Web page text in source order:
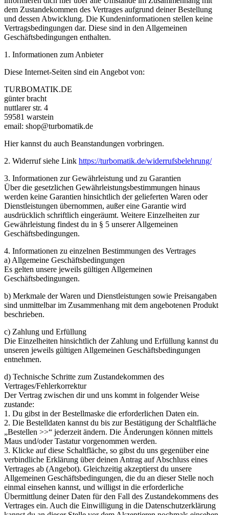
dem Zustandekommen des Vertrages aufgrund deiner Bestellung
und dessen Abwicklung. Die Kundeninformationen stellen keine
Vertragsbedingungen dar. Diese sind in den Allgemeinen
Geschäftsbedingungen enthalten.
1. Informationen zum Anbieter
Diese Internet-Seiten sind ein Angebot von:
TURBOMATIK.DE
günter bracht
nuttlarer str. 4
59581 warstein
email: shop@turbomatik.de
Hier kannst du auch Beanstandungen vorbringen.
2. Widerruf siehe Link https://turbomatik.de/widerrufsbelehrung/
3. Informationen zur Gewährleistung und zu Garantien
Über die gesetzlichen Gewährleistungsbestimmungen hinaus
werden keine Garantien hinsichtlich der gelieferten Waren oder
Dienstleistungen übernommen, außer eine Garantie wird
ausdrücklich schriftlich eingeräumt. Weitere Einzelheiten zur
Gewährleistung findest du in § 5 unserer Allgemeinen
Geschäftsbedingungen.
4. Informationen zu einzelnen Bestimmungen des Vertrages
a) Allgemeine Geschäftsbedingungen
Es gelten unsere jeweils gültigen Allgemeinen
Geschäftsbedingungen.
b) Merkmale der Waren und Dienstleistungen sowie Preisangaben
sind unmittelbar im Zusammenhang mit dem angebotenen Produkt
beschrieben.
c) Zahlung und Erfüllung
Die Einzelheiten hinsichtlich der Zahlung und Erfüllung kannst du
unseren jeweils gültigen Allgemeinen Geschäftsbedingungen
entnehmen.
d) Technische Schritte zum Zustandekommen des
Vertrages/Fehlerkorrektur
Der Vertrag zwischen dir und uns kommt in folgender Weise
zustande:
1. Du gibst in der Bestellmaske die erforderlichen Daten ein.
2. Die Bestelldaten kannst du bis zur Bestätigung der Schaltfläche
„Bestellen >>“ jederzeit ändern. Die Änderungen können mittels
Maus und/oder Tastatur vorgenommen werden.
3. Klicke auf diese Schaltfläche, so gibst du uns gegenüber eine
verbindliche Erklärung über deinen Antrag auf Abschluss eines
Vertrages ab (Angebot). Gleichzeitig akzeptierst du unsere
Allgemeinen Geschäftsbedingungen, die du an dieser Stelle noch
einmal einsehen kannst, und willigst in die erforderliche
Übermittlung deiner Daten für den Fall des Zustandekommens des
Vertrages ein. Auch die Einwilligung in die Datenschutzerklärung